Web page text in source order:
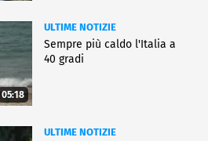
05:18
ULTIME NOTIZIE
Sempre più caldo l'Italia a
40 gradi
ULTIME NOTIZIE